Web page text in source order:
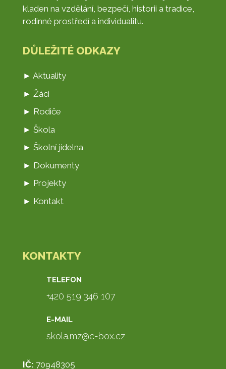
kladen na vzdělání, bezpečí, historii a tradice,
rodinné prostředí a individualitu.
DŮLEŽITÉ ODKAZY
► Aktuality
► Žáci
► Rodiče
► Škola
► Školní jídelna
► Dokumenty
► Projekty
► Kontakt
KONTAKTY
TELEFON
+420 519 346 107
E-MAIL
skola.mz@c-box.cz
IČ: 70948305